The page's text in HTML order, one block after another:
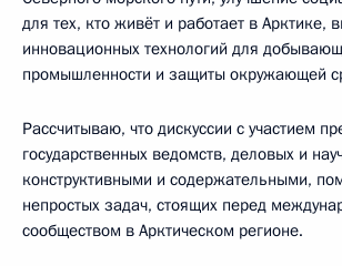
для тех, кто живёт и работает в Арктике,
инновационных технологий для
промышленности и защиты окружающей
Рассчитываю, что дискуссии с участием
государственных ведомств, деловых и
конструктивными и содержательными,
непростых задач, стоящих перед
сообществом в Арктическом регионе.